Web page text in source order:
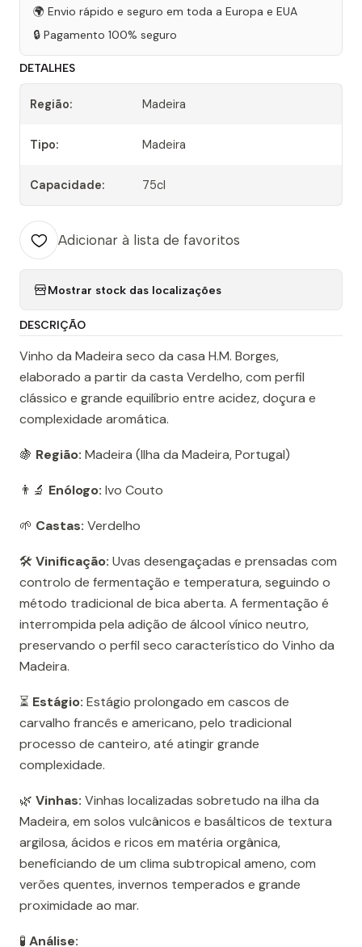
🌍 Envio rápido e seguro em toda a Europa e EUA
🔒 Pagamento 100% seguro
DETALHES
Região: Madeira
Tipo: Madeira
Capacidade: 75cl
Adicionar à lista de favoritos
Mostrar stock das localizações
DESCRIÇÃO
Vinho da Madeira seco da casa H.M. Borges,
elaborado a partir da casta Verdelho, com perfil
clássico e grande equilíbrio entre acidez, doçura e
complexidade aromática.
🍇 Região: Madeira (Ilha da Madeira, Portugal)
👨‍🔬 Enólogo: Ivo Couto
🌱 Castas: Verdelho
🛠️ Vinificação: Uvas desengaçadas e prensadas com
controlo de fermentação e temperatura, seguindo o
método tradicional de bica aberta. A fermentação é
interrompida pela adição de álcool vínico neutro,
preservando o perfil seco característico do Vinho da
Madeira.
⏳ Estágio: Estágio prolongado em cascos de
carvalho francês e americano, pelo tradicional
processo de canteiro, até atingir grande
complexidade.
🌿 Vinhas: Vinhas localizadas sobretudo na ilha da
Madeira, em solos vulcânicos e basálticos de textura
argilosa, ácidos e ricos em matéria orgânica,
beneficiando de um clima subtropical ameno, com
verões quentes, invernos temperados e grande
proximidade ao mar.
🧪 Análise: